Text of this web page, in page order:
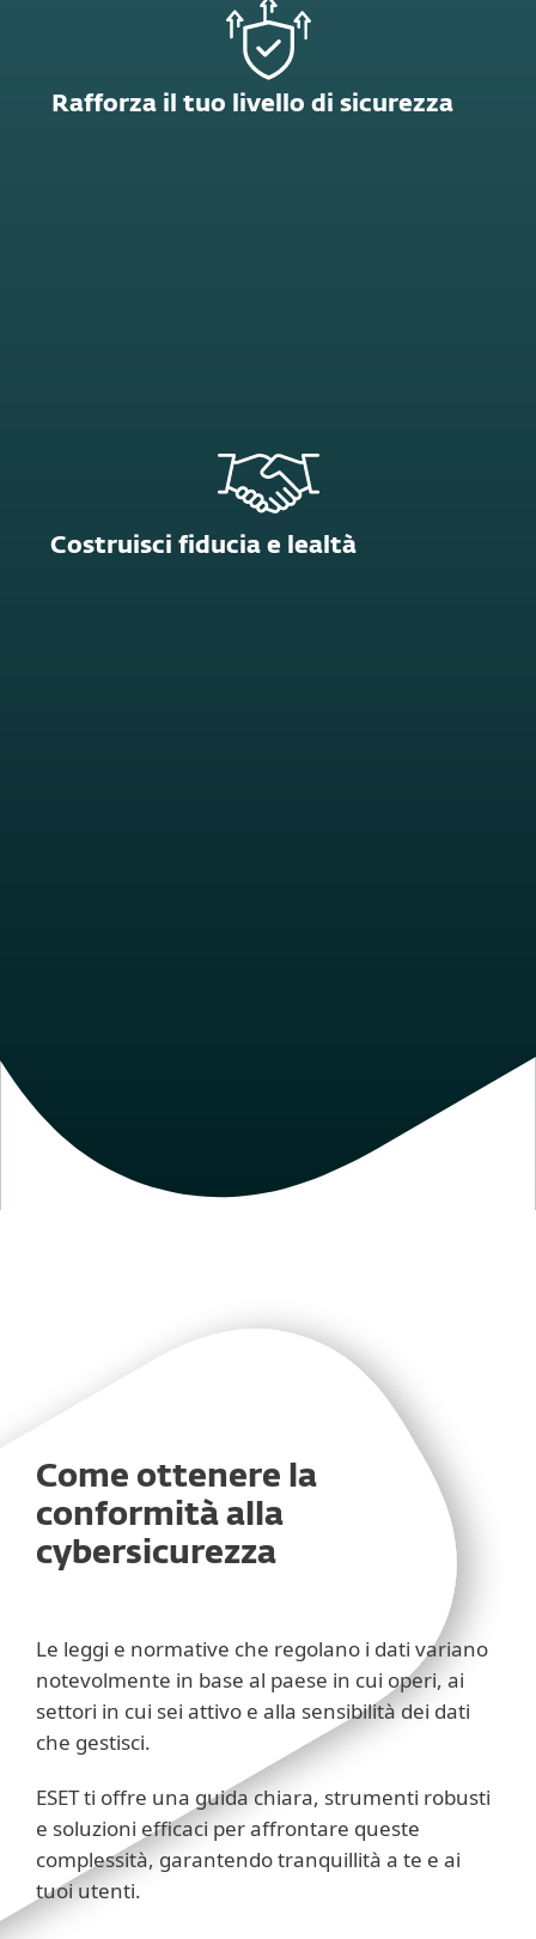
Rafforza il tuo livello di sicurezza
Costruisci fiducia e lealtà
Come ottenere la
conformità alla
cybersicurezza
Le leggi e normative che regolano i dati variano
notevolmente in base al paese in cui operi, ai
settori in cui sei attivo e alla sensibilità dei dati
che gestisci.
ESET ti offre una guida chiara, strumenti robusti
e soluzioni efficaci per affrontare queste
complessità, garantendo tranquillità a te e ai
tuoi utenti.